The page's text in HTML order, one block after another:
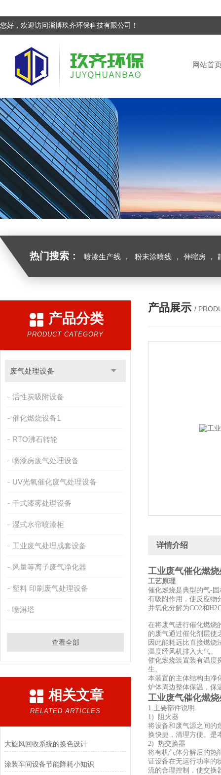
您好，欢迎访问淄博玖齐环保科技有限公司！
网站首
热门搜索： 喷漆生产线 , 粉末涂喷线 , 伸缩房 ,
产品分类
PRODUCT CATEGORY
废气处理设备
活性炭吸附设备
催化燃烧设备1
RTO沸石转轮
喷漆房废气处理设备
UV光氧催化废气处理设备
干式漆雾处理设备
湿式水帘喷漆柜
工业废气处理成套设备
风量等离子废气净化器
塑料 印刷废气处理设备
喷淋塔
查看全部
相关文章
RELATED ARTICLES
大旋风回收系统的换色设计
涂装车间设备节能降耗小知识
产品展示 /
详情介绍
工业废气催化燃
工艺原理
催化燃烧是典型的气-
有吸附作用，使反应物
并氧化分解为CO2和
在将废气进行催化燃烧
的废气通过催化剂层使
因此能耗远比直接燃烧
温度经风机排入大气。
催化燃烧装置装有温度
生。
本装置的主体结构由净
炉体周边整体保温，保
工业废气催化燃
1.主要部件说明
1) 阻火器
将设备和废气源之间的
换快捷，清理方便。是
2) 热交换器
将有机气体分解后的热
证设备在无运行功率的
流的合理控制，使交换